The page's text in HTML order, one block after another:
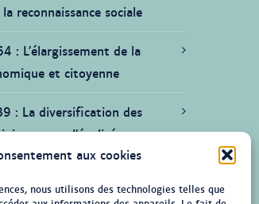
aux cookies
nous utilisons des technologies telles que
reconnaissance sociale
L’élargissement de la
et citoyenne
La diversification des
pour l’égalité
de fait